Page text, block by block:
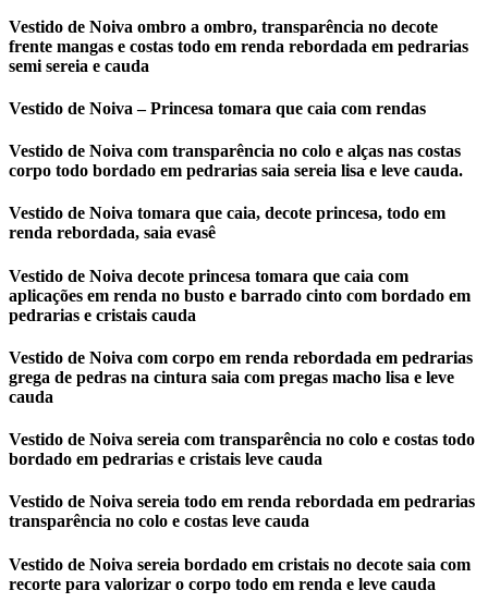
Vestido de Noiva ombro a ombro, transparência no decote
frente mangas e costas todo em renda rebordada em pedrarias
semi sereia e cauda
Vestido de Noiva – Princesa tomara que caia com rendas
Vestido de Noiva com transparência no colo e alças nas costas
corpo todo bordado em pedrarias saia sereia lisa e leve cauda.
Vestido de Noiva tomara que caia, decote princesa, todo em
renda rebordada, saia evasê
Vestido de Noiva decote princesa tomara que caia com
aplicações em renda no busto e barrado cinto com bordado em
pedrarias e cristais cauda
Vestido de Noiva com corpo em renda rebordada em pedrarias
grega de pedras na cintura saia com pregas macho lisa e leve
cauda
Vestido de Noiva sereia com transparência no colo e costas todo
bordado em pedrarias e cristais leve cauda
Vestido de Noiva sereia todo em renda rebordada em pedrarias
transparência no colo e costas leve cauda
Vestido de Noiva sereia bordado em cristais no decote saia com
recorte para valorizar o corpo todo em renda e leve cauda